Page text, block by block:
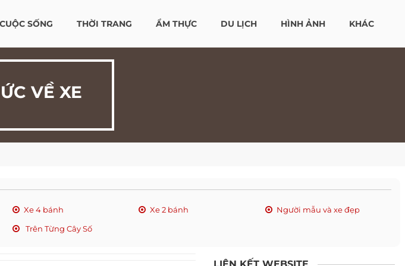
CUỘC SỐNG THỜI TRANG ẨM THỰC DU LỊCH HÌNH ẢNH KHÁC
VỀ XE
Xe 4 bánh Xe 2 bánh
Người mẫu và xe đẹp
Trên Từng Cây Số